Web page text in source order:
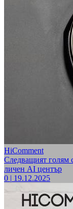
HiComment
Следващият голям
личен AI център
0 | 19.12.2025